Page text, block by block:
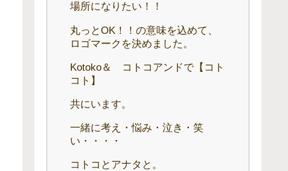
場所になりたい！！
丸っとOK！！の意味を込めて、
ロゴマークを決めました。
Kotoko＆ コトコアンドで【コト
コト】
共にいます。
一緒に考え・悩み・泣き・笑
い・・・・
コトコとアナタと。